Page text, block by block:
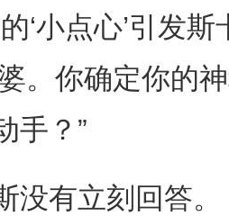
小点心’引发
。你确定你的
手？”
有立刻回答。